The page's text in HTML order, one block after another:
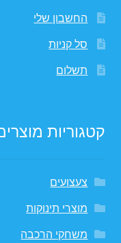
החשבון שלי
סל קניות
תשלום
קטגוריות
צעצועים
מוצרי תינוקות
משחקי הרכבה